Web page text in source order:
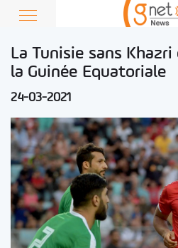
La Tunisie sans
la Guinée Equatoriale
24-03-2021